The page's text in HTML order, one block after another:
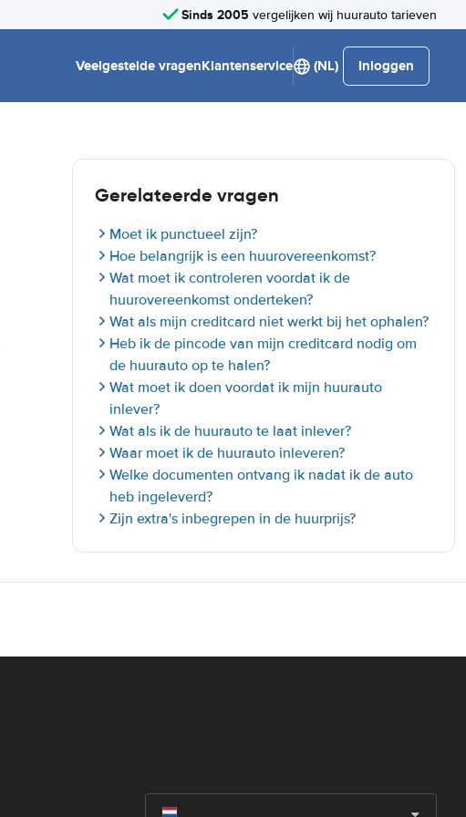
Sinds 2005 vergelijken wij huurauto tarieven
Veelgestelde vragenKlantenservice (NL) Inloggen
Gerelateerde vragen
Moet ik punctueel zijn?
Hoe belangrijk is een huurovereenkomst?
Wat moet ik controleren voordat ik de
huurovereenkomst onderteken?
Wat als mijn creditcard niet werkt bij het ophalen?
Heb ik de pincode van mijn creditcard nodig om
de huurauto op te halen?
Wat moet ik doen voordat ik mijn huurauto
inlever?
Wat als ik de huurauto te laat inlever?
Waar moet ik de huurauto inleveren?
Welke documenten ontvang ik nadat ik de auto
heb ingeleverd?
Zijn extra's inbegrepen in de huurprijs?